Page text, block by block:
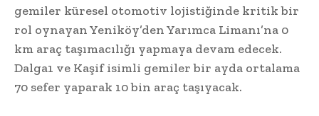
gemiler küresel otomotiv lojistiğinde kritik bir
rol oynayan Yeniköy’den Yarımca Limanı’na 0
km araç taşımacılığı yapmaya devam edecek.
Dalga1 ve Kaşif isimli gemiler bir ayda ortalama
70 sefer yaparak 10 bin araç taşıyacak.